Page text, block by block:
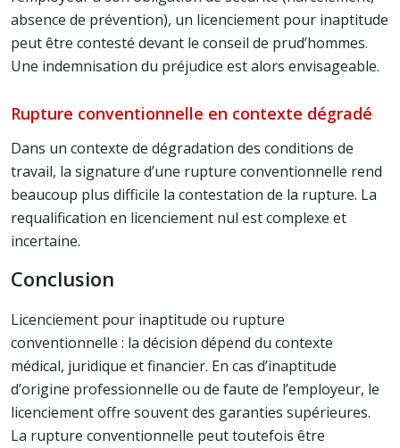
absence de prévention), un licenciement pour inaptitude
peut être contesté devant le conseil de prud’hommes.
Une indemnisation du préjudice est alors envisageable.
Rupture conventionnelle en contexte dégradé
Dans un contexte de dégradation des conditions de
travail, la signature d’une rupture conventionnelle rend
beaucoup plus difficile la contestation de la rupture. La
requalification en licenciement nul est complexe et
incertaine.
Conclusion
Licenciement pour inaptitude ou rupture
conventionnelle : la décision dépend du contexte
médical, juridique et financier. En cas d’inaptitude
d’origine professionnelle ou de faute de l’employeur, le
licenciement offre souvent des garanties supérieures.
La rupture conventionnelle peut toutefois être